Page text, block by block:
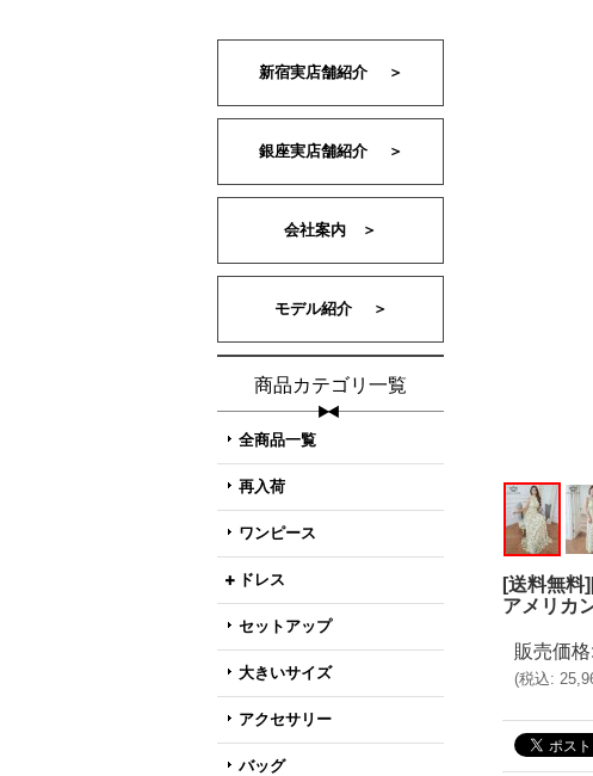
新宿実店舗紹介 ＞
銀座実店舗紹介 ＞
会社案内 ＞
モデル紹介 ＞
商品カテゴリ一覧
全商品一覧
再入荷
ワンピース
ドレス
セットアップ
大きいサイズ
アクセサリー
バッグ
[送料無料
アメリカ
販売価格:
(税込: